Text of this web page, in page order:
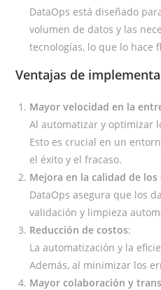
DataOps está diseñado
volumen de datos y las
tecnologías, lo que lo hace
Ventajas de
Mayor velocidad en la
Al automatizar y optimizar
Esto es crucial en un
el éxito y el fracaso.
Mejora en la calidad de los
DataOps asegura que los
validación y limpieza
Reducción de costos:
La automatización y la
Además, al minimizar los
Mayor colaboración y